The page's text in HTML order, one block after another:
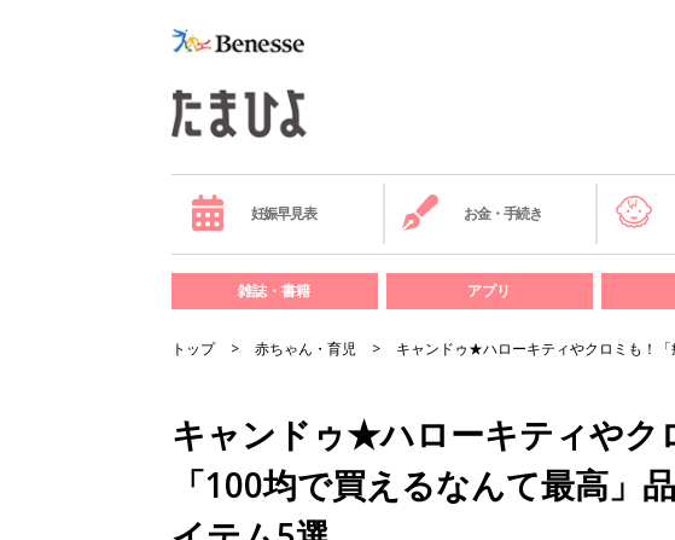
妊娠早見表 お金・手続き
雑誌・書籍 アプリ
トップ 赤ちゃん・育児 キャンドゥ★ハローキティやクロミも！
キャンドゥ★ハローキティやク
「100均で買えるなんて最高」